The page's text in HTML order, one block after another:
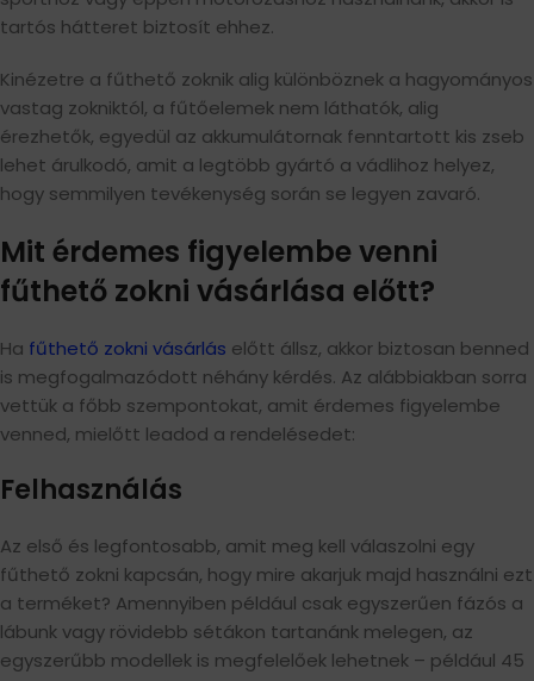
tartós hátteret biztosít ehhez.
Kinézetre a fűthető zoknik alig különböznek a hagyományos
vastag zokniktól, a fűtőelemek nem láthatók, alig
érezhetők, egyedül az akkumulátornak fenntartott kis zseb
lehet árulkodó, amit a legtöbb gyártó a vádlihoz helyez,
hogy semmilyen tevékenység során se legyen zavaró.
Mit érdemes figyelembe venni
fűthető zokni vásárlása előtt?
Ha fűthető zokni vásárlás előtt állsz, akkor biztosan benned
is megfogalmazódott néhány kérdés. Az alábbiakban sorra
vettük a főbb szempontokat, amit érdemes figyelembe
venned, mielőtt leadod a rendelésedet:
Felhasználás
Az első és legfontosabb, amit meg kell válaszolni egy
fűthető zokni kapcsán, hogy mire akarjuk majd használni ezt
a terméket? Amennyiben például csak egyszerűen fázós a
lábunk vagy rövidebb sétákon tartanánk melegen, az
egyszerűbb modellek is megfelelőek lehetnek – például 45